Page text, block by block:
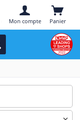
Panier
Mon compte